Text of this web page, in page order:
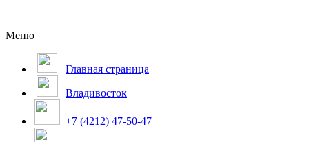
Меню
Главная страница
Владивосток
+7 (4212) 47-50-47